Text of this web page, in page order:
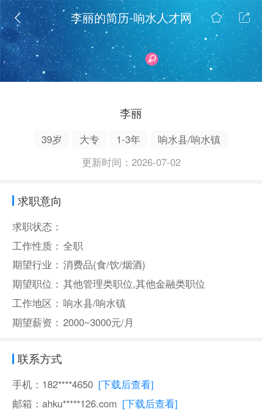
李丽的简历-响水人才网
李丽
39岁 大专 1-3年
响水县/响水镇
更新时间：2026-07-02
求职意向
求职状态：
工作性质： 全职
期望行业： 消费品(食/饮/烟酒)
期望职位： 其他管理类职位,其他金融类职位
工作地区： 响水县/响水镇
期望薪资： 2000~3000元/月
联系方式
手机：182****4650 [下载后查看]
邮箱：ahku*****126.com [下载后查看]